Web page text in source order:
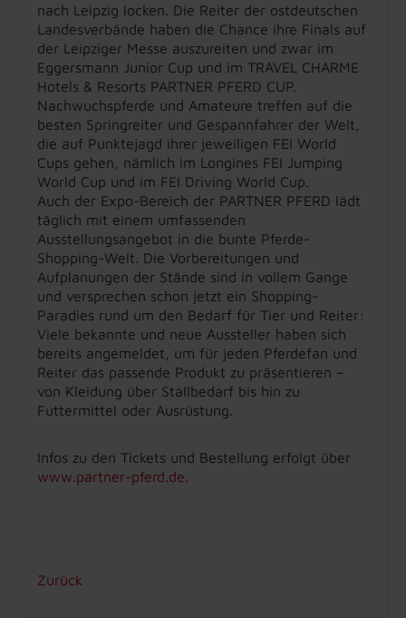
nach Leipzig locken. Die Reiter der ostdeutschen
Landesverbände haben die Chance ihre Finals auf
der Leipziger Messe auszureiten und zwar im
Eggersmann Junior Cup und im TRAVEL CHARME
Hotels & Resorts PARTNER PFERD CUP.
Nachwuchspferde und Amateure treffen auf die
besten Springreiter und Gespannfahrer der Welt,
die auf Punktejagd ihrer jeweiligen FEI World
Cups gehen, nämlich im Longines FEI Jumping
World Cup und im FEI Driving World Cup.
Auch der Expo-Bereich der PARTNER PFERD lädt
täglich mit einem umfassenden
Ausstellungsangebot in die bunte Pferde-
Shopping-Welt. Die Vorbereitungen und
Aufplanungen der Stände sind in vollem Gange
und versprechen schon jetzt ein Shopping-
Paradies rund um den Bedarf für Tier und Reiter:
Viele bekannte und neue Aussteller haben sich
bereits angemeldet, um für jeden Pferdefan und
Reiter das passende Produkt zu präsentieren –
von Kleidung über Stallbedarf bis hin zu
Futtermittel oder Ausrüstung.
Infos zu den Tickets und Bestellung erfolgt über
www.partner-pferd.de.
Zurück